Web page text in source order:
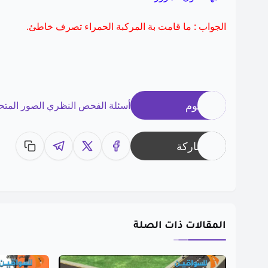
الجواب : ما قامت بة المركبة الحمراء تصرف خاطئ.
وسوم أسئلة الفحص النظري الصور
مشاركة
المقالات ذات الصلة